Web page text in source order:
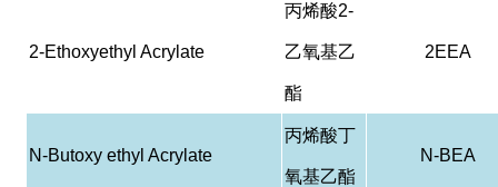
2-Ethoxyethyl Acrylate
丙烯酸2-
乙氧基乙
酯
2EEA
N-Butoxy ethyl Acrylate
丙烯酸丁
氧基乙酯
N-BEA